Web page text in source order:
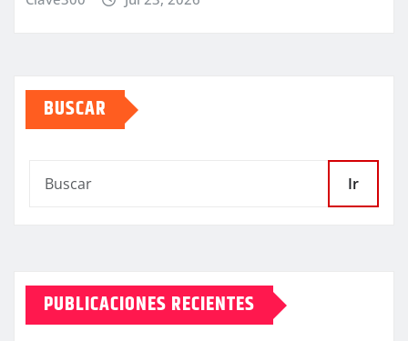
BUSCAR
Ir
PUBLICACIONES RECIENTES